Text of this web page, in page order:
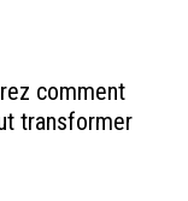
comment
transformer